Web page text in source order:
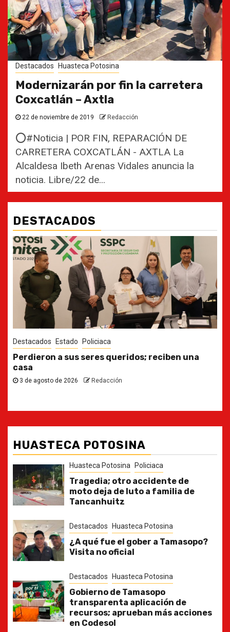
Destacados Huasteca Potosina
Modernizarán por fin la carretera
Coxcatlán – Axtla
22 de noviembre de 2019 Redacción
⭕#Noticia | POR FIN, REPARACIÓN DE
CARRETERA COXCATLÁN - AXTLA La
Alcaldesa Ibeth Arenas Vidales anuncia la
noticia. Libre/22 de...
DESTACADOS
Destacados Estado
Ya casi, el quinto informe del Gobernador
30 de julio de 2026
HUASTECA POTOSINA
Huasteca Potosina Policiaca
Tragedia; otro accidente de
moto deja de luto a familia de
Tancanhuitz
Destacados Huasteca Potosina
¿A qué fue el gober a Tamasopo?
Visita no oficial
Destacados Huasteca Potosina
Gobierno de Tamasopo
transparenta aplicación de
recursos; aprueban más acciones
en Codesol